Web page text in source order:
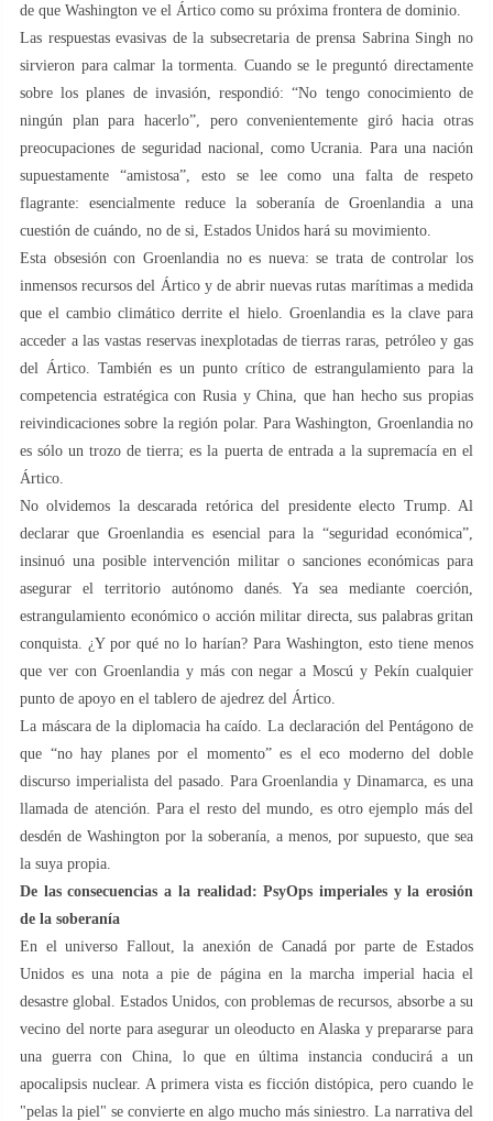
de que Washington ve el Ártico como su próxima frontera de dominio.
Las respuestas evasivas de la subsecretaria de prensa Sabrina Singh no
sirvieron para calmar la tormenta. Cuando se le preguntó directamente
sobre los planes de invasión, respondió: “No tengo conocimiento de
ningún plan para hacerlo”, pero convenientemente giró hacia otras
preocupaciones de seguridad nacional, como Ucrania. Para una nación
supuestamente “amistosa”, esto se lee como una falta de respeto
flagrante: esencialmente reduce la soberanía de Groenlandia a una
cuestión de cuándo, no de si, Estados Unidos hará su movimiento.
Esta obsesión con Groenlandia no es nueva: se trata de controlar los
inmensos recursos del Ártico y de abrir nuevas rutas marítimas a medida
que el cambio climático derrite el hielo. Groenlandia es la clave para
acceder a las vastas reservas inexplotadas de tierras raras, petróleo y gas
del Ártico. También es un punto crítico de estrangulamiento para la
competencia estratégica con Rusia y China, que han hecho sus propias
reivindicaciones sobre la región polar. Para Washington, Groenlandia no
es sólo un trozo de tierra; es la puerta de entrada a la supremacía en el
Ártico.
No olvidemos la descarada retórica del presidente electo Trump. Al
declarar que Groenlandia es esencial para la “seguridad económica”,
insinuó una posible intervención militar o sanciones económicas para
asegurar el territorio autónomo danés. Ya sea mediante coerción,
estrangulamiento económico o acción militar directa, sus palabras gritan
conquista. ¿Y por qué no lo harían? Para Washington, esto tiene menos
que ver con Groenlandia y más con negar a Moscú y Pekín cualquier
punto de apoyo en el tablero de ajedrez del Ártico.
La máscara de la diplomacia ha caído. La declaración del Pentágono de
que “no hay planes por el momento” es el eco moderno del doble
discurso imperialista del pasado. Para Groenlandia y Dinamarca, es una
llamada de atención. Para el resto del mundo, es otro ejemplo más del
desdén de Washington por la soberanía, a menos, por supuesto, que sea
la suya propia.
De las consecuencias a la realidad: PsyOps imperiales y la erosión
de la soberanía
En el universo Fallout, la anexión de Canadá por parte de Estados
Unidos es una nota a pie de página en la marcha imperial hacia el
desastre global. Estados Unidos, con problemas de recursos, absorbe a su
vecino del norte para asegurar un oleoducto en Alaska y prepararse para
una guerra con China, lo que en última instancia conducirá a un
apocalipsis nuclear. A primera vista es ficción distópica, pero cuando le
"pelas la piel" se convierte en algo mucho más siniestro. La narrativa del